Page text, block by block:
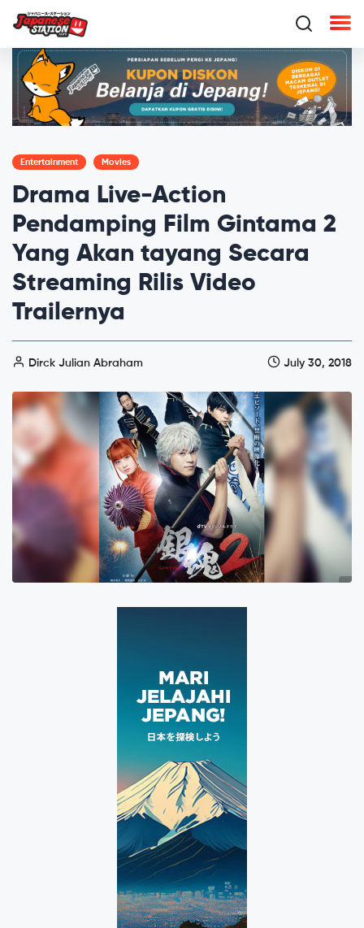
Entertainment Movies
Drama Live-Action
Pendamping Film Gintama 2
Yang Akan tayang Secara
Streaming Rilis Video
Trailernya
Dirck Julian Abraham July 30, 2018